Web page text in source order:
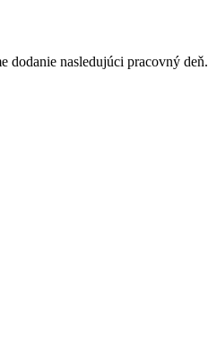
dodanie nasledujúci pracovný deň.